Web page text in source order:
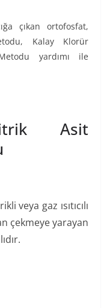
çıkan ortofosfat,
Kalay Klorür
yardımı ile
Asit
veya gaz ısıtıcılı
çekmeye yarayan